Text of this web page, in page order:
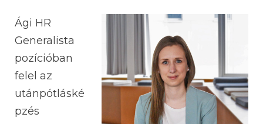
Ági HR
Generalista
pozícióban
felel az
utánpótláské
pzés